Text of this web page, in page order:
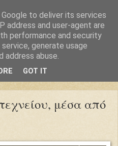
-- Μένανδρος
μέσα από
to deliver its services
address and user-agent are
performance and security
generate usage
abuse.
GOT IT